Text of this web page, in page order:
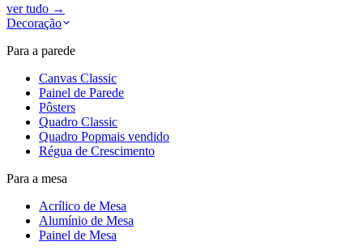
ver tudo →
Decoração
Para a parede
Canvas Classic
Painel de Parede
Pôsters
Quadro Classic
Quadro Popmais vendido
Régua de Crescimento
Para a mesa
Acrílico de Mesa
Alumínio de Mesa
Painel de Mesa